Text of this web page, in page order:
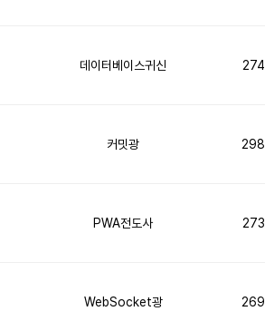
데이터베이스귀신 274
커밋광 298
PWA전도사 273
WebSocket광 269